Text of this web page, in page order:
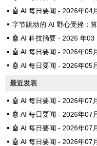
🤖 AI 每日要闻 - 2026年04
字节跳动的 AI 野心受挫：
🤖 AI 科技摘要 - 2026 年
🤖 AI 每日要闻 - 2026年05
🤖 AI 每日要闻 - 2026年05
最近发表
🤖 AI 每日要闻 - 2026年07
🤖 AI 每日要闻 - 2026年07
🤖 AI 每日要闻 - 2026年07
🤖 AI 每日要闻 - 2026年07